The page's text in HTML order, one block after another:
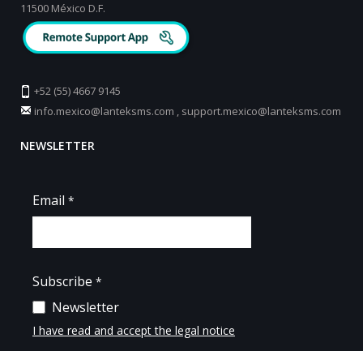
11500 México D.F.
+52 (55) 4667 9145
info.mexico@lanteksms.com
support.mexico@lanteksms.com
NEWSLETTER